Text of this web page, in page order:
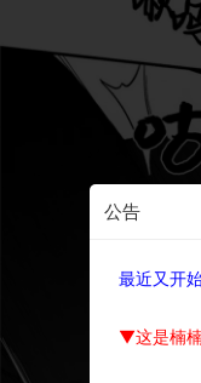
公告
最近又开
▼这是楠